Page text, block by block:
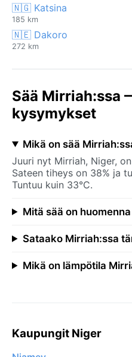
🇳🇬 Katsina
185 km
🇳🇪 Dakoro
272 km
Sää Mirriah:ssa
kysymykset
Mikä on sää
Juuri nyt Mirriah, Niger,
Sateen tiheys on 38% ja
Tuntuu kuin 33°C.
Mitä sää on
Sataako Mirriah:ssa
Mikä on lämpötila
Kaupungit Niger